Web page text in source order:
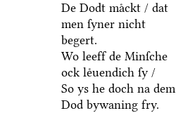
De Dodt maͤckt / dat
men ſyner nicht
begert.
Wo leeff de Minſche
ock leͤuendich ſy /
So ys he doch na dem
Dod bywaning fry.